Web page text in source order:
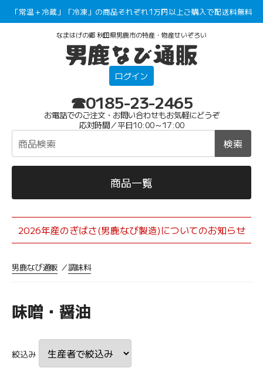
「常温＋冷蔵」「冷凍」の商品それぞれ1万円以上ご購入で配送料無料
なまはげの郷 秋田県男鹿市の特産・物産せいぞろい
ログイン
☎0185-23-2465
お電話でのご注文・お問い合わせもお気軽にどうぞ
応対時間／平日10:00～17:00
検索
商品一覧
2026年産のぎばさ(男鹿なび製造)についてのお知らせ
男鹿なび通販 調味料
味噌・醤油
絞込み